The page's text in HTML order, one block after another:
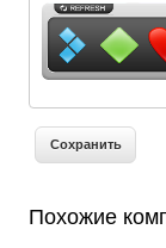
Похожие